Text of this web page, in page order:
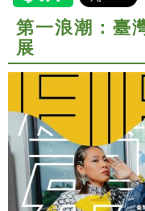
第一浪潮：臺
展